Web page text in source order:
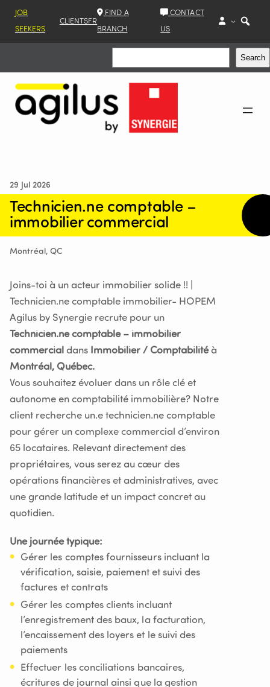
JOB
SEEKERS
CLIENTSFR
FIND A
BRANCH
CONTACT
US
Search
29 Jul 2026
Technicien.ne comptable –
immobilier commercial
Montréal, QC
Joins-toi à un acteur immobilier solide !! |
Technicien.ne comptable immobilier- HOPEM
Agilus by Synergie recrute pour un
Technicien.ne comptable – immobilier
commercial dans Immobilier / Comptabilitéà
Montréal, Québec.
Vous souhaitez évoluer dans un rôle clé et
autonome en comptabilité immobilière? Notre
client recherche un.e technicien.ne comptable
pour gérer un complexe commercial d’environ
65 locataires. Relevant directement des
propriétaires, vous serez au cœur des
opérations financières et administratives, avec
une grande latitude et un impact concret au
quotidien.
Une journée typique:
Gérer les comptes fournisseurs incluant la
vérification, saisie, paiement et suivi des
factures et contrats
Gérer les comptes clients incluant
l’enregistrement des baux, la facturation,
l’encaissement des loyers et le suivi des
paiements
Effectuer les conciliations bancaires,
écritures de journal ainsi que la gestion